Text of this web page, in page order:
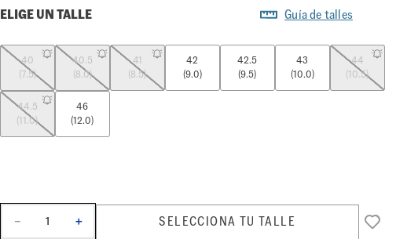
ELIGE UN TALLE Guía de talles
40
(7.5)
40.5
(8.0)
41
(8.5)
42
(9.0)
42.5
(9.5)
43
(10.0)
44
(10.5)
44.5
(11.0)
46
(12.0)
＋
－ SELECCIONA TU TALLE